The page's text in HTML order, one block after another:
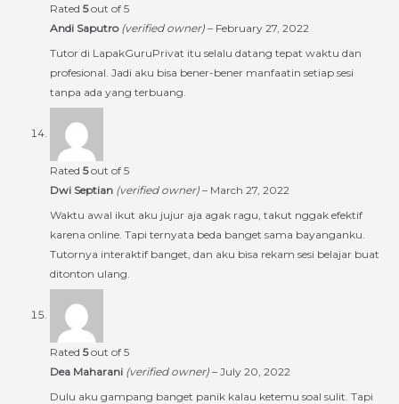
Rated 5out of 5
Andi Saputro (verified owner) – February 27, 2022
Tutor di LapakGuruPrivat itu selalu datang tepat waktu dan
profesional. Jadi aku bisa bener-bener manfaatin setiap sesi
tanpa ada yang terbuang.
Rated 5out of 5
Dwi Septian (verified owner) – March 27, 2022
Waktu awal ikut aku jujur aja agak ragu, takut nggak efektif
karena online. Tapi ternyata beda banget sama bayanganku.
Tutornya interaktif banget, dan aku bisa rekam sesi belajar buat
ditonton ulang.
Rated 5out of 5
Dea Maharani (verified owner) – July 20, 2022
Dulu aku gampang banget panik kalau ketemu soal sulit. Tapi